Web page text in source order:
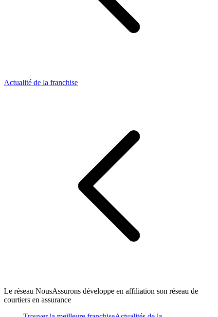
Actualité de la franchise
Le réseau NousAssurons développe en affiliation son réseau de
courtiers en assurance